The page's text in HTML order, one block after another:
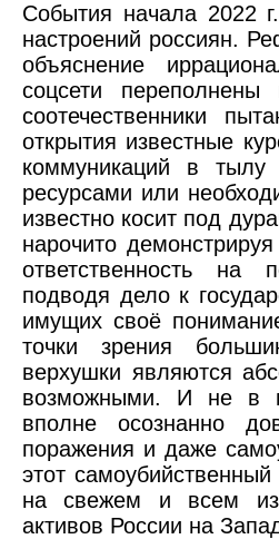
События начала 2022
настроений россиян.
объяснение
соцсети
соотечественники
открытия известные
коммуникаций в тылу
ресурсами или
известно косит под
нарочито
ответственность на
подводя дело к
имущих своё
точки зрения
верхушки являются
возможными. И не в
вполне осознанно
поражения и даже
этот
на свежем и всем
активов России на